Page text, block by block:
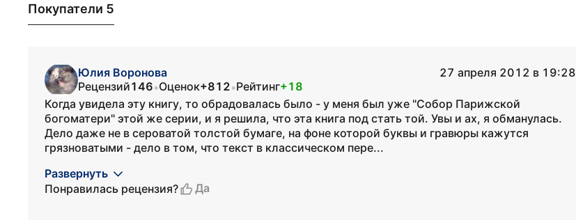
Покупатели 5
Юлия Воронова
27 апреля 2012 в 19:28
Рецензий146•Оценок+812•Рейтинг+18
Когда увидела эту книгу, то обрадовалась было - у меня был уже "Собор Парижской
богоматери" этой же серии, и я решила, что эта книга под стать той. Увы и ах, я обманулась.
Дело даже не в сероватой толстой бумаге, на фоне которой буквы и гравюры кажутся
грязноватыми - дело в том, что текст в классическом пере...
Развернуть
Понравилась рецензия?
Да